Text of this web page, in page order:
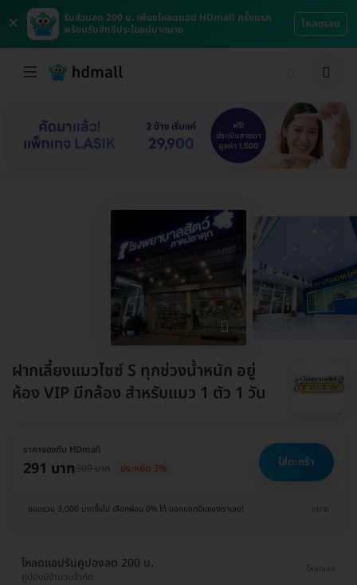
×
รับส่วนลด 200 บ. เพียงโหลดแอป HDmall ครั้งแรก
พร้อมรับสิทธิประโยชน์มากมาย
โหลดเลย
ฝากเลี้ยงแมวไซซ์ S ทุกช่วงน้ำหนัก อยู่
ห้อง VIP มีกล้อง สำหรับแมว 1 ตัว 1 วัน
ราคาจองกับ HDmall
291 บาท300 บาท ประหยัด 3% ใส่ตะกร้า
ยอดรวม 3,000 บาทขึ้นไป เลือกผ่อน 0% ได้ บอกแอดมินของเราเลย! ขยาย
โหลดแอปรับคูปองลด 200 บ.
คูปองมีจำนวนจำกัด
โหลดเลย